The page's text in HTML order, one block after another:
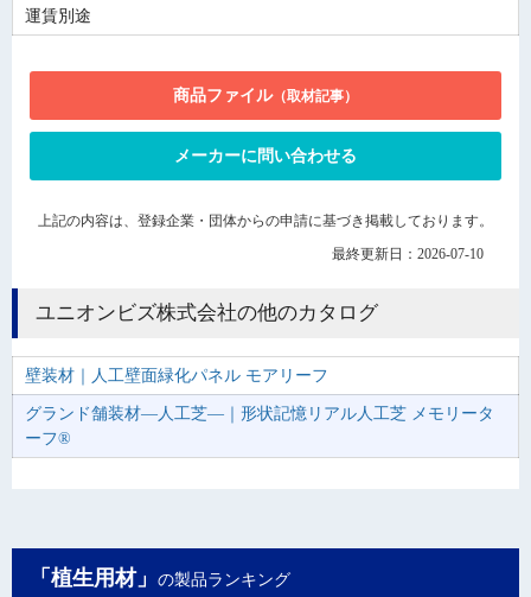
運賃別途
商品ファイル（取材記事）
メーカーに問い合わせる
上記の内容は、登録企業・団体からの申請に基づき掲載しております。
最終更新日：2026-07-10
ユニオンビズ株式会社の他のカタログ
壁装材｜人工壁面緑化パネル モアリーフ
グランド舗装材―人工芝―｜形状記憶リアル人工芝 メモリータ
ーフ®
「植生用材」 の製品ランキング